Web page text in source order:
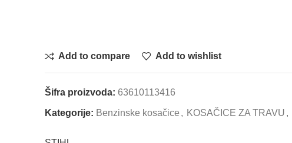
Add to compare Add to wishlist
Šifra proizvoda: 63610113416
Kategorije: Benzinske kosačice , KOSAČICE ZA TRAVU ,